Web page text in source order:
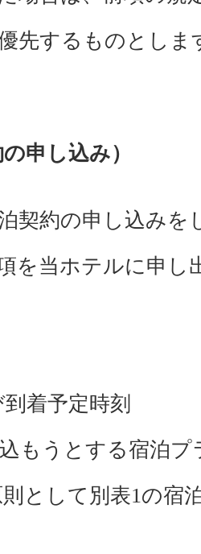
先するものとしま
申し込み）
契約の申し込みを
を当ホテルに申し
着予定時刻
もうとする宿泊プ
として別表1の宿